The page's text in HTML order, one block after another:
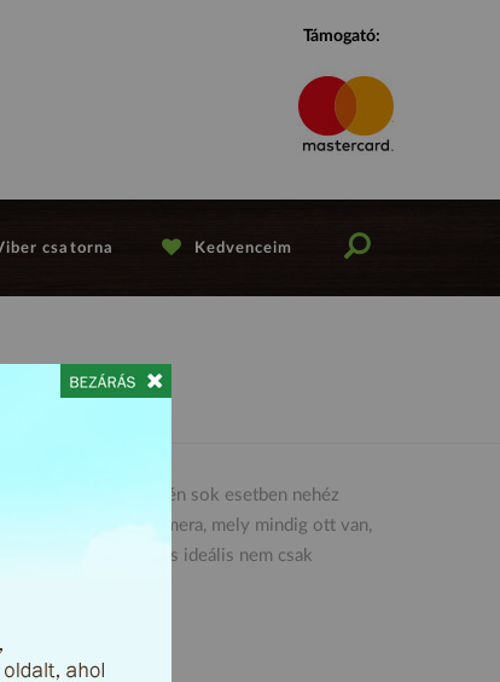
Támogató:
Kedvenceim
csatorna
Baleset esetén sok esetben nehéz
fel egy autós kamera, mely mindig ott van,
társaságoknak is ideális nem csak